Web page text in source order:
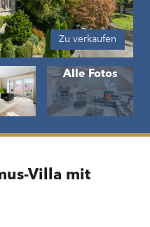
Zu verkaufen
Villa mit